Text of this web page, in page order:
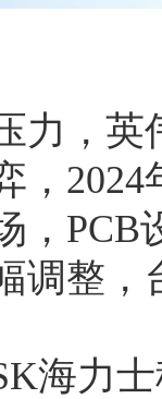
力，
，
，
调整，
海力